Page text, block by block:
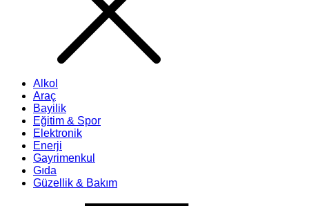
Alkol
Araç
Bayilik
Eğitim & Spor
Elektronik
Enerji
Gayrimenkul
Gıda
Güzellik & Bakım